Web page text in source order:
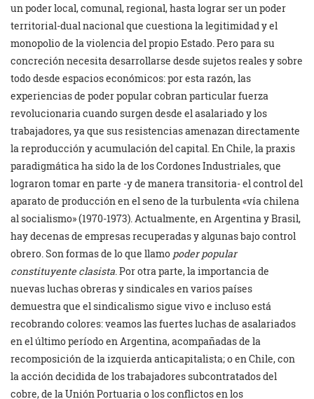
un poder local, comunal, regional, hasta lograr ser un poder
territorial-dual nacional que cuestiona la legitimidad y el
monopolio de la violencia del propio Estado. Pero para su
concreción necesita desarrollarse desde sujetos reales y sobre
todo desde espacios económicos: por esta razón, las
experiencias de poder popular cobran particular fuerza
revolucionaria cuando surgen desde el asalariado y los
trabajadores, ya que sus resistencias amenazan directamente
la reproducción y acumulación del capital. En Chile, la praxis
paradigmática ha sido la de los Cordones Industriales, que
lograron tomar en parte -y de manera transitoria- el control del
aparato de producción en el seno de la turbulenta «vía chilena
al socialismo» (1970-1973). Actualmente, en Argentina y Brasil,
hay decenas de empresas recuperadas y algunas bajo control
obrero. Son formas de lo que llamo poder popular
constituyente clasista . Por otra parte, la importancia de
nuevas luchas obreras y sindicales en varios países
demuestra que el sindicalismo sigue vivo e incluso está
recobrando colores: veamos las fuertes luchas de asalariados
en el último período en Argentina, acompañadas de la
recomposición de la izquierda anticapitalista; o en Chile, con
la acción decidida de los trabajadores subcontratados del
cobre, de la Unión Portuaria o los conflictos en los